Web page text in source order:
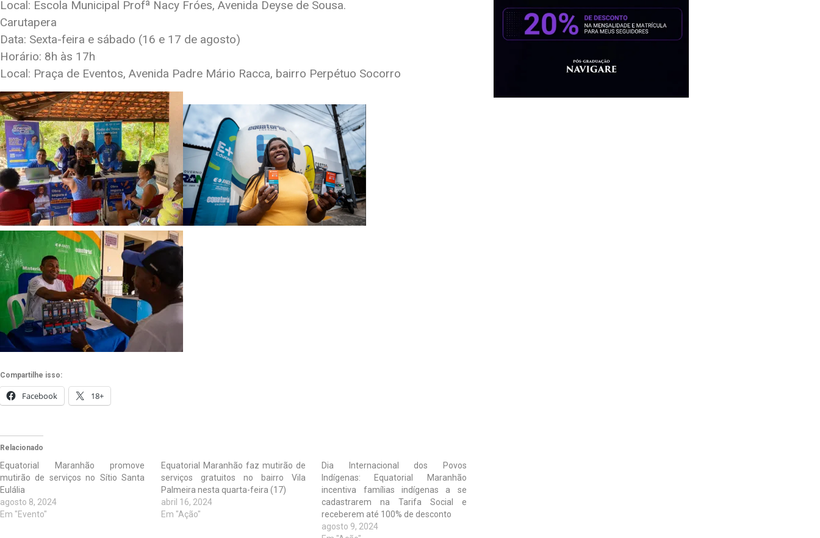
Local: Escola Municipal Profª Nacy Fróes, Avenida Deyse de Sousa.
Carutapera
Data: Sexta-feira e sábado (16 e 17 de agosto)
Horário: 8h às 17h
Local: Praça de Eventos, Avenida Padre Mário Racca, bairro Perpétuo Socorro
Compartilhe isso:
Facebook 18+
Relacionado
Equatorial Maranhão promove
mutirão de serviços no Sítio Santa
Eulália
agosto 8, 2024
Em "Evento"
Equatorial Maranhão faz mutirão de
serviços gratuitos no bairro Vila
Palmeira nesta quarta-feira (17)
abril 16, 2024
Em "Ação"
Dia Internacional dos Povos
Indígenas: Equatorial Maranhão
incentiva famílias indígenas a se
cadastrarem na Tarifa Social e
receberem até 100% de desconto
agosto 9, 2024